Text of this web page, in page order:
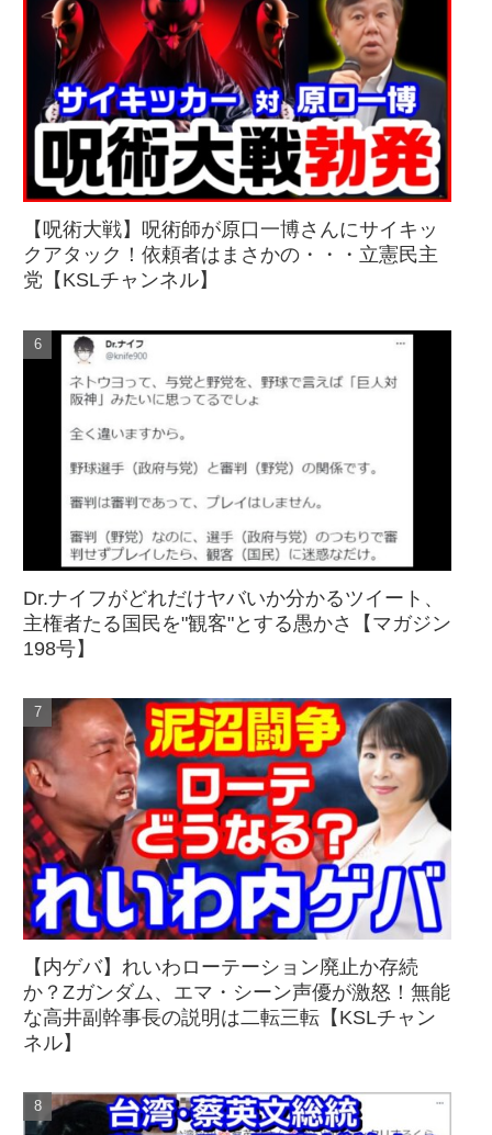
【呪術大戦】呪術師が原口一博さんにサイキッ
クアタック！依頼者はまさかの・・・立憲民主
党【KSLチャンネル】
Dr.ナイフがどれだけヤバいか分かるツイート、
主権者たる国民を"観客"とする愚かさ【マガジン
198号】
【内ゲバ】れいわローテーション廃止か存続
か？Zガンダム、エマ・シーン声優が激怒！無能
な高井副幹事長の説明は二転三転【KSLチャン
ネル】